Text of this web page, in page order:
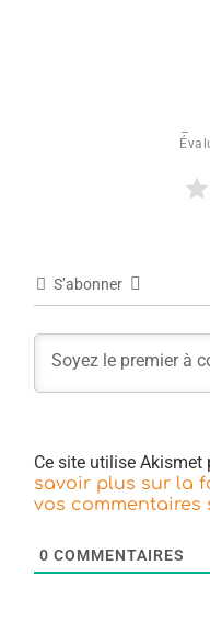
S’abonner
Ce site utilise Akismet
savoir plus sur la
vos commentaires
0 COMMENTAIRES